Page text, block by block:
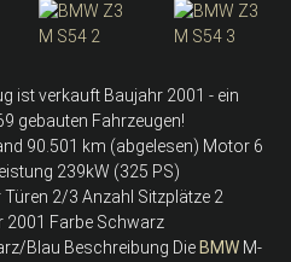
ist verkauft Baujahr 2001 - ein
gebauten Fahrzeugen!
90.501 km (abgelesen) Motor 6
239kW (325 PS)
2/3 Anzahl Sitzplätze 2
2001 Farbe Schwarz
Blau Beschreibung Die BMW M-